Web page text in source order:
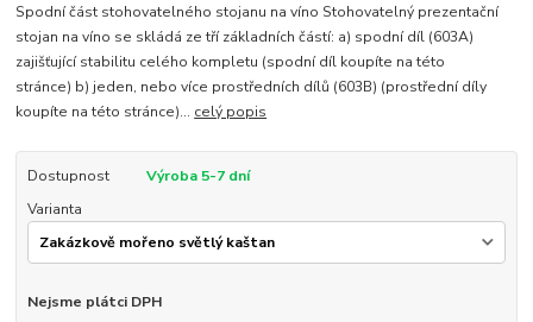
Spodní část stohovatelného stojanu na víno Stohovatelný prezentační
stojan na víno se skládá ze tří základních částí: a) spodní díl (603A)
zajišťující stabilitu celého kompletu (spodní díl koupíte na této
stránce) b) jeden, nebo více prostředních dílů (603B) (prostřední díly
koupíte na této stránce)... celý popis
Dostupnost
Výroba 5-7 dní
Varianta
Nejsme plátci DPH